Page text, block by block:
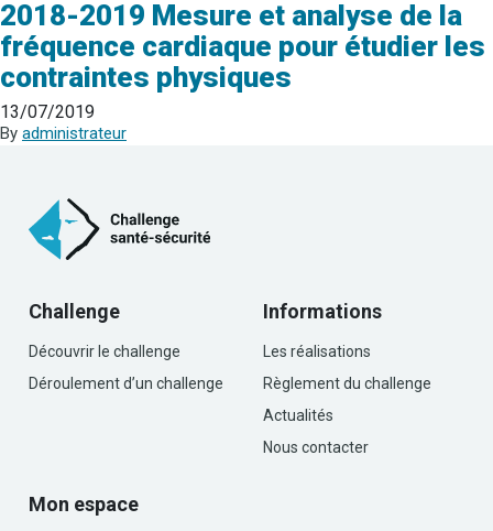
2018-2019 Mesure et analyse de la
fréquence cardiaque pour étudier les
contraintes physiques
13/07/2019
By administrateur
Challenge
Découvrir le challenge
Déroulement d’un challenge
Informations
Les réalisations
Règlement du challenge
Actualités
Nous contacter
Mon espace